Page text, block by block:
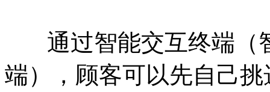
通过智能交互终端（
端），顾客可以先自己